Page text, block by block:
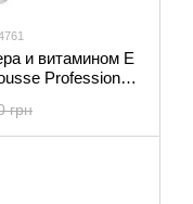
и витамином Е
Professional
грн